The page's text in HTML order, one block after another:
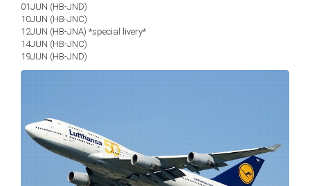
01JUN (HB-JND)
10JUN (HB-JNC)
12JUN (HB-JNA) *special livery*
14JUN (HB-JNC)
19JUN (HB-JND)